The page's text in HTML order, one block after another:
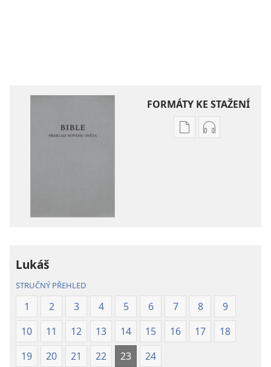
FORMÁTY KE STAŽENÍ
FormátyFormáty
Lukáš
STRUČNÝ PŘEHLED
1 2 3 4 5 6 7 8
9
10
11 12 13 14 15 16 17
18
19
20 21 22 23 24